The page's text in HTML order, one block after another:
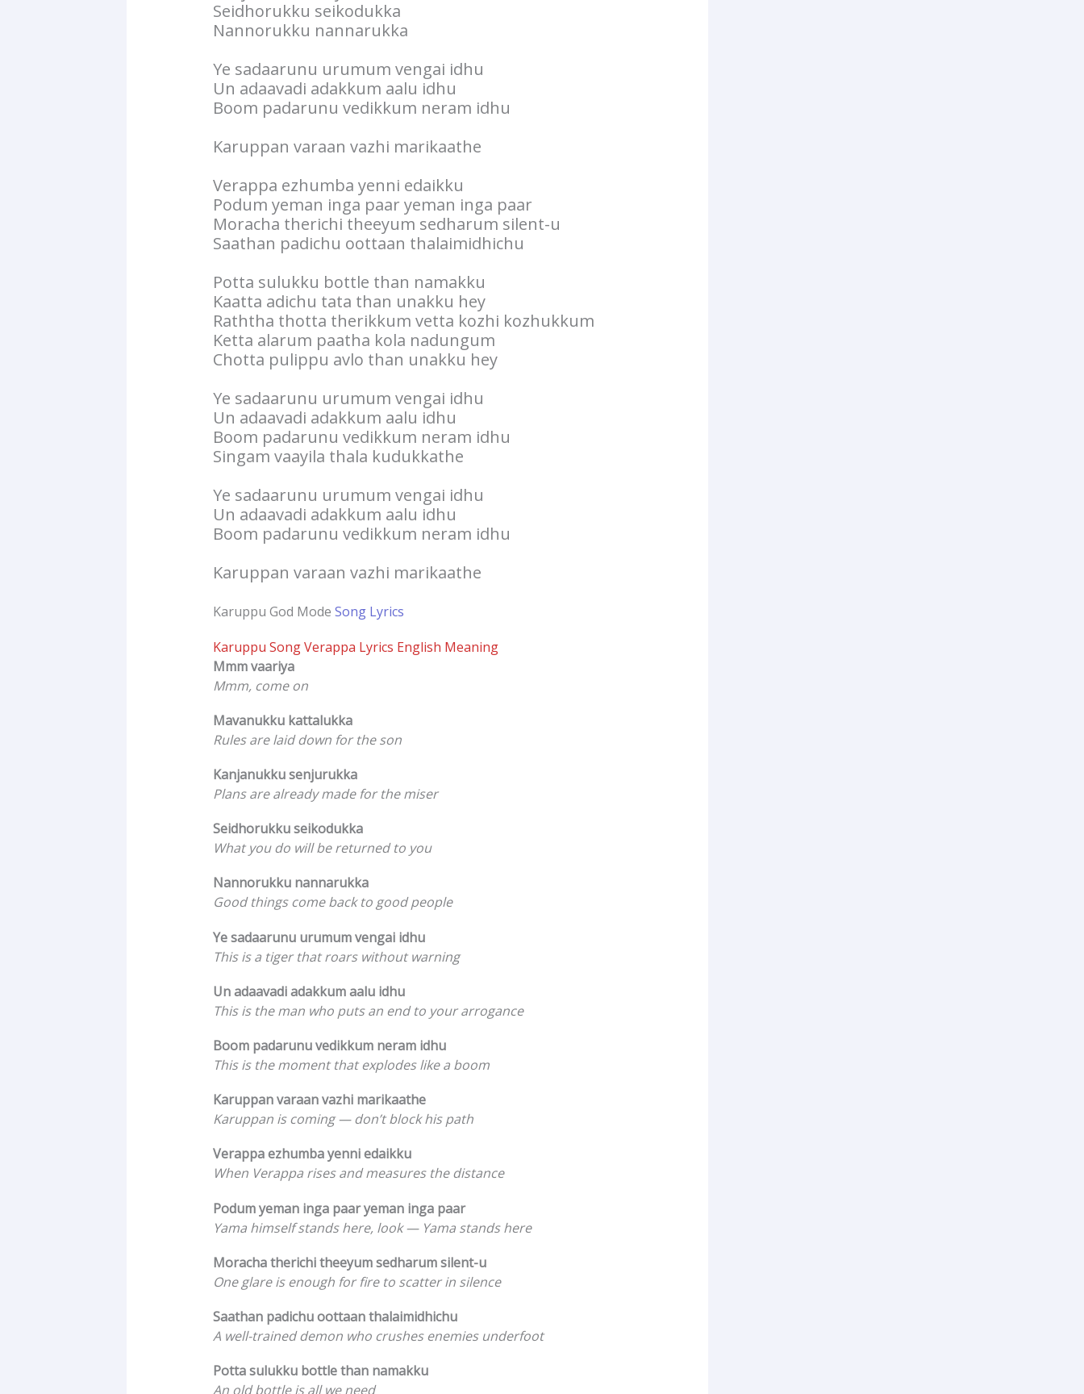
Seidhorukku seikodukka
Nannorukku nannarukka
Ye sadaarunu urumum vengai idhu
Un adaavadi adakkum aalu idhu
Boom padarunu vedikkum neram idhu
Karuppan varaan vazhi marikaathe
Verappa ezhumba yenni edaikku
Podum yeman inga paar yeman inga paar
Moracha therichi theeyum sedharum silent-u
Saathan padichu oottaan thalaimidhichu
Potta sulukku bottle than namakku
Kaatta adichu tata than unakku hey
Raththa thotta therikkum vetta kozhi kozhukkum
Ketta alarum paatha kola nadungum
Chotta pulippu avlo than unakku hey
Ye sadaarunu urumum vengai idhu
Un adaavadi adakkum aalu idhu
Boom padarunu vedikkum neram idhu
Singam vaayila thala kudukkathe
Ye sadaarunu urumum vengai idhu
Un adaavadi adakkum aalu idhu
Boom padarunu vedikkum neram idhu
Karuppan varaan vazhi marikaathe
Karuppu God Mode Song Lyrics
Karuppu Song Verappa Lyrics English Meaning
Mmm vaariya
Mmm, come on
Mavanukku kattalukka
Rules are laid down for the son
Kanjanukku senjurukka
Plans are already made for the miser
Seidhorukku seikodukka
What you do will be returned to you
Nannorukku nannarukka
Good things come back to good people
Ye sadaarunu urumum vengai idhu
This is a tiger that roars without warning
Un adaavadi adakkum aalu idhu
This is the man who puts an end to your arrogance
Boom padarunu vedikkum neram idhu
This is the moment that explodes like a boom
Karuppan varaan vazhi marikaathe
Karuppan is coming — don’t block his path
Verappa ezhumba yenni edaikku
When Verappa rises and measures the distance
Podum yeman inga paar yeman inga paar
Yama himself stands here, look — Yama stands here
Moracha therichi theeyum sedharum silent-u
One glare is enough for fire to scatter in silence
Saathan padichu oottaan thalaimidhichu
A well-trained demon who crushes enemies underfoot
Potta sulukku bottle than namakku
An old bottle is all we need